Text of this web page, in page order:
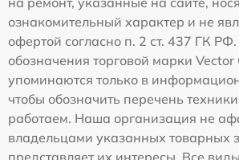
ознакомительный характер и не
офертой согласно п. 2 ст. 437 ГК
обозначения торговой марки Vector
упоминаются только в
чтобы обозначить перечень
работаем. Наша организация не
владельцами указанных товарных
представляет их интересы. Все